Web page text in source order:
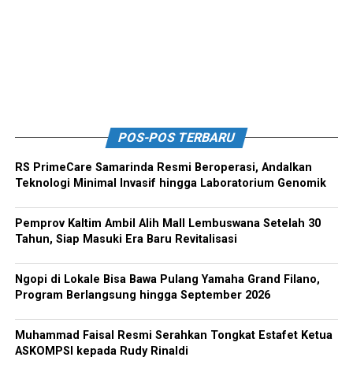
POS-POS TERBARU
RS PrimeCare Samarinda Resmi Beroperasi, Andalkan
Teknologi Minimal Invasif hingga Laboratorium Genomik
Pemprov Kaltim Ambil Alih Mall Lembuswana Setelah 30
Tahun, Siap Masuki Era Baru Revitalisasi
Ngopi di Lokale Bisa Bawa Pulang Yamaha Grand Filano,
Program Berlangsung hingga September 2026
Muhammad Faisal Resmi Serahkan Tongkat Estafet Ketua
ASKOMPSI kepada Rudy Rinaldi